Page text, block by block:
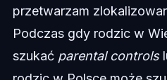
przetwarzam
Podczas gdy rodzic w
szukać parental controls